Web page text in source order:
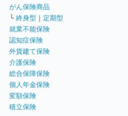
がん保険商品
└ 終身型 ｜ 定期型
就業不能保険
認知症保険
外貨建て保険
介護保険
総合保障保険
個人年金保険
変額保険
積立保険